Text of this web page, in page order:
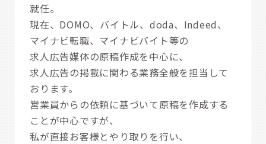
就任。
現在、DOMO、バイトル、doda、Indeed、
マイナビ転職、マイナビバイト等の
求人広告媒体の原稿作成を中心に、
求人広告の掲載に関わる業務全般を担当して
おります。
営業員からの依頼に基づいて原稿を作成する
ことが中心ですが、
私が直接お客様とやり取りを行い、